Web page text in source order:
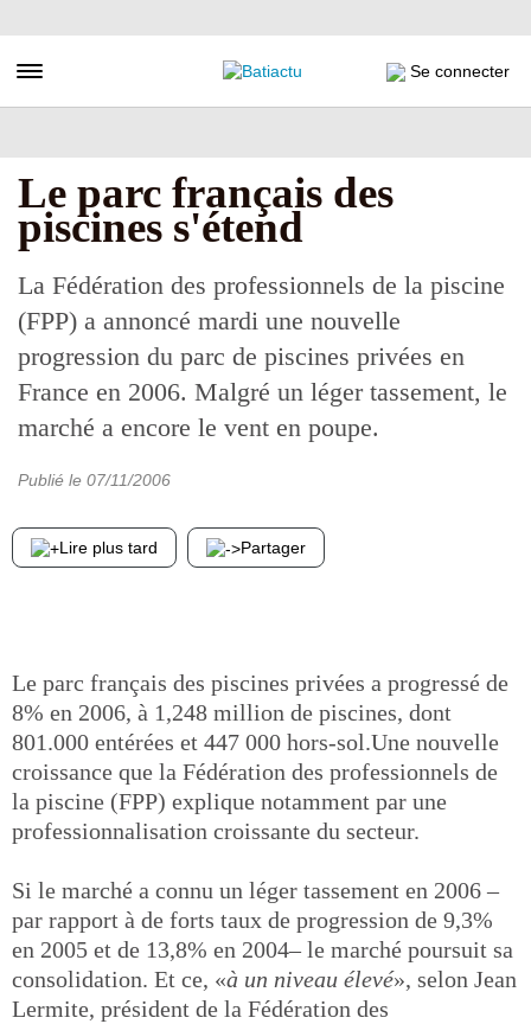
au
principal
Toggle navigation Se connecter
Le parc français des
piscines s'étend
La Fédération des professionnels de la piscine
(FPP) a annoncé mardi une nouvelle
progression du parc de piscines privées en
France en 2006. Malgré un léger tassement, le
marché a encore le vent en poupe.
Publié le 07/11/2006
Lire plus tard Partager
Le parc français des piscines privées a progressé de
8% en 2006, à 1,248 million de piscines, dont
801.000 entérées et 447 000 hors-sol.Une nouvelle
croissance que la Fédération des professionnels de
la piscine (FPP) explique notamment par une
professionnalisation croissante du secteur.
Si le marché a connu un léger tassement en 2006 –
par rapport à de forts taux de progression de 9,3%
en 2005 et de 13,8% en 2004– le marché poursuit sa
consolidation. Et ce, «à un niveau élevé», selon Jean
Lermite, président de la Fédération des